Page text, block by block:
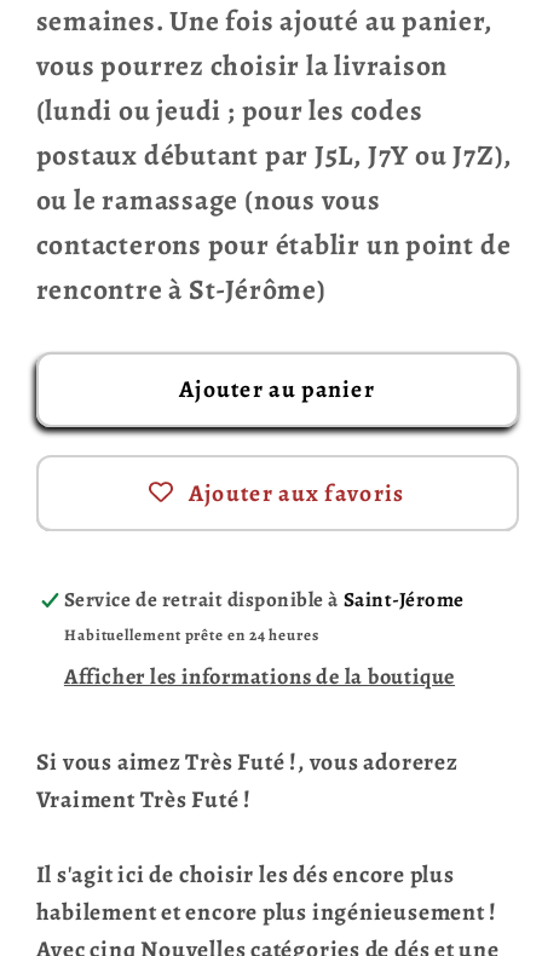
semaines. Une fois ajouté au panier,
vous pourrez choisir la livraison
(lundi ou jeudi ; pour les codes
postaux débutant par J5L, J7Y ou J7Z),
ou le ramassage (nous vous
contacterons pour établir un point de
rencontre à St-Jérôme)
Ajouter au panier
Ajouter aux favoris
Service de retrait disponible à Saint-Jérome
Habituellement prête en 24 heures
Afficher les informations de la boutique
Si vous aimez Très Futé !, vous adorerez
Vraiment Très Futé !
Il s'agit ici de choisir les dés encore plus
habilement et encore plus ingénieusement !
Avec cinq Nouvelles catégories de dés et une